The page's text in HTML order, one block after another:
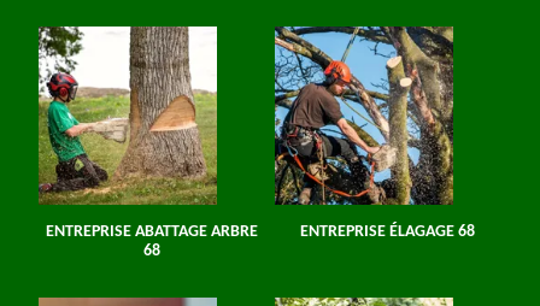
ENTREPRISE ABATTAGE ARBRE
68
ENTREPRISE ÉLAGAGE 68